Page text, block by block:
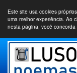
Este site usa cookies
uma melhor experiência. Ao
nesta página, você